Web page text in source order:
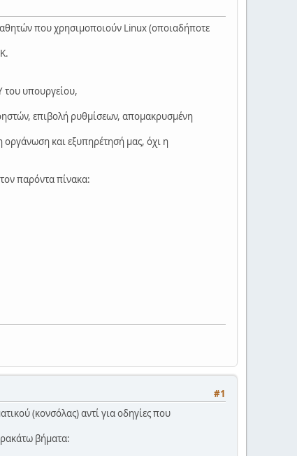
που χρησιμοποιούν Linux (οποιαδήποτε
του υπουργείου,
επιβολή ρυθμίσεων, απομακρυσμένη
οργάνωση και εξυπηρέτησή μας, όχι η
παρόντα πίνακα:
#1
(κονσόλας) αντί για οδηγίες που
βήματα: